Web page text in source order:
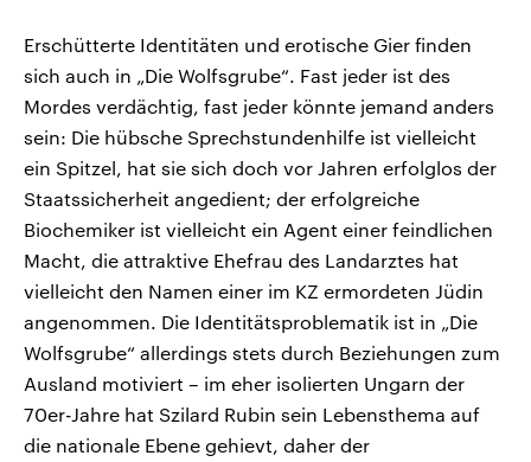
Erschütterte Identitäten und erotische Gier finden
sich auch in „Die Wolfsgrube“. Fast jeder ist des
Mordes verdächtig, fast jeder könnte jemand anders
sein: Die hübsche Sprechstundenhilfe ist vielleicht
ein Spitzel, hat sie sich doch vor Jahren erfolglos der
Staatssicherheit angedient; der erfolgreiche
Biochemiker ist vielleicht ein Agent einer feindlichen
Macht, die attraktive Ehefrau des Landarztes hat
vielleicht den Namen einer im KZ ermordeten Jüdin
angenommen. Die Identitätsproblematik ist in „Die
Wolfsgrube“ allerdings stets durch Beziehungen zum
Ausland motiviert – im eher isolierten Ungarn der
70er-Jahre hat Szilard Rubin sein Lebensthema auf
die nationale Ebene gehievt, daher der